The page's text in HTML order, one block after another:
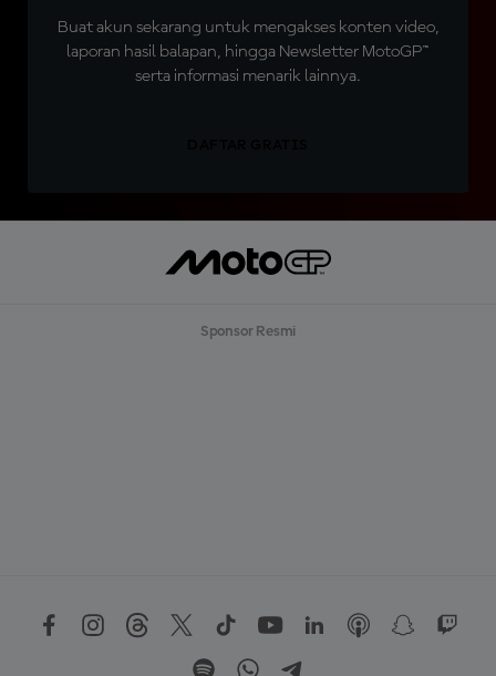
Buat akun sekarang untuk mengakses konten video,
laporan hasil balapan, hingga Newsletter MotoGP™
serta informasi menarik lainnya.
Sponsor Resmi